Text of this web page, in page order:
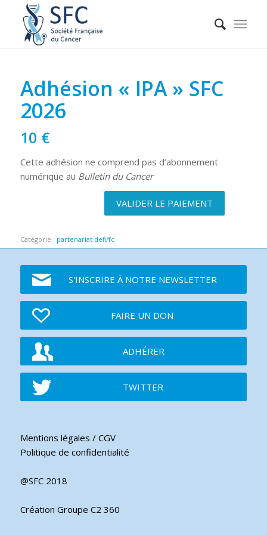
Adhésion « IPA » SFC
2026
10 €
Cette adhésion ne comprend pas d’abonnement
numérique au Bulletin du Cancer
VALIDER LE PAIEMENT
Catégorie : partenariat defi/fc
S'INSCRIRE À NOTRE NEWSLETTER
FAIRE UN DON
ADHÉRER
TWITTER
Mentions légales / CGV
Politique de confidentialité
@SFC 2018
Création Groupe C2 360